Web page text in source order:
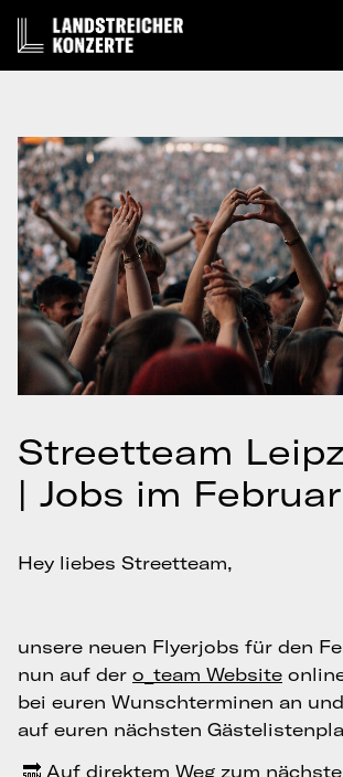
Streetteam
| Jobs im Februar
Hey liebes Streetteam,
unsere neuen Flyerjobs für den
nun auf der o_team Website
bei euren Wunschterminen an
auf euren nächsten
🔜 Auf direktem Weg zum